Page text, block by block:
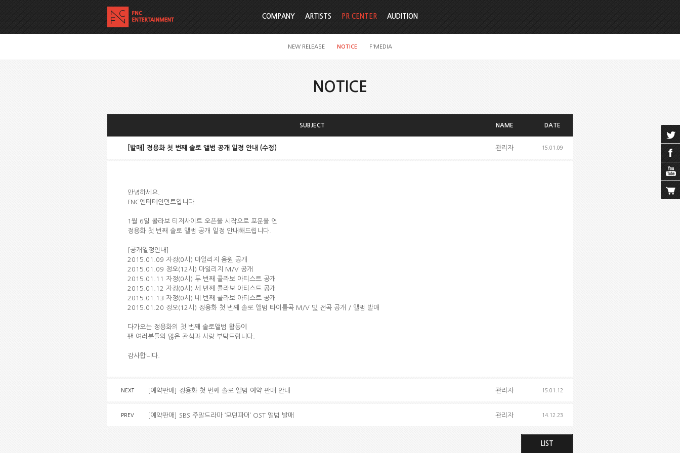
COMPANY ARTISTS PR CENTER
NEW RELEASE NOTICE F'MEDIA
AUDITION
NOTICE
SUBJECT NAME DATE
[발매] 정용화 첫 번째 솔로 앨범 공개 일정 안내 (수정) 관리자 15.01.09
안녕하세요.
FNC엔터테인먼트입니다.
1월 6일 콜라보 티저사이트 오픈을 시작으로 포문을 연
정용화 첫 번째 솔로 앨범 공개 일정 안내해드립니다.
[공개일정안내]
2015.01.09 자정(0시) 마일리지 음원 공개
2015.01.09 정오(12시) 마일리지 M/V 공개
2015.01.11 자정(0시) 두 번째 콜라보 아티스트 공개
2015.01.12 자정(0시) 세 번째 콜라보 아티스트 공개
2015.01.13 자정(0시) 네 번째 콜라보 아티스트 공개
2015.01.20 정오(12시) 정용화 첫 번째 솔로 앨범 타이틀곡 M/V 및 전곡 공개 / 앨범 발매
다가오는 정용화의 첫 번째 솔로앨범 활동에
팬 여러분들의 많은 관심과 사랑 부탁드립니다.
감사합니다.
NEXT [예약판매] 정용화 첫 번째 솔로 앨범 예약 판매 안내 관리자 15.01.12
PREV [예약판매] SBS 주말드라마 ‘모던파머’ OST 앨범 발매 관리자 14.12.23
LIST